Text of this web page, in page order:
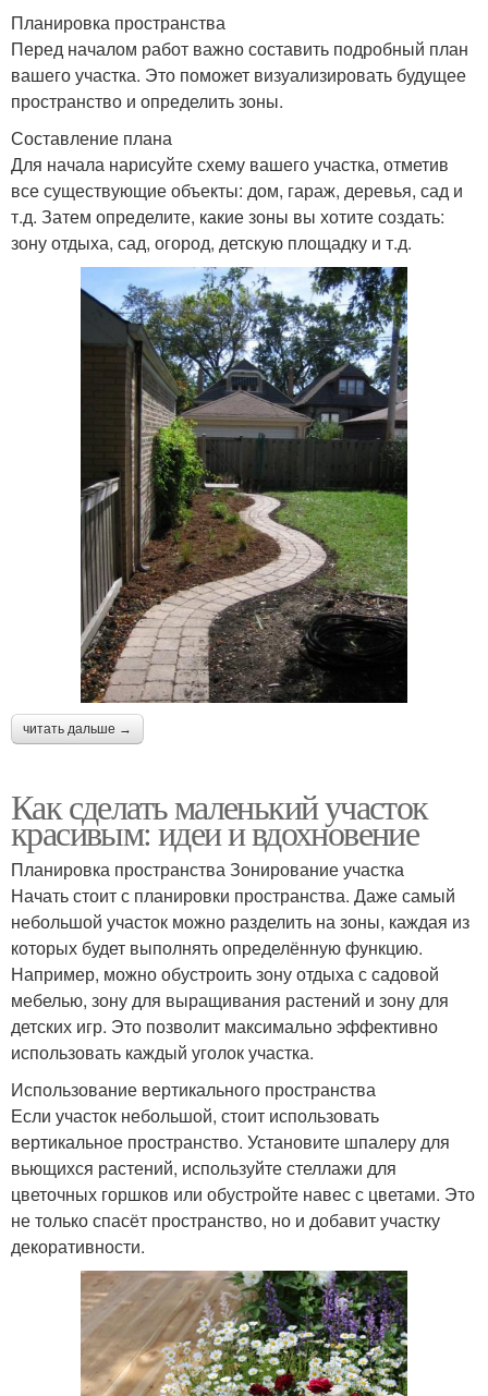
Планировка пространства
Перед началом работ важно составить подробный план
вашего участка. Это поможет визуализировать будущее
пространство и определить зоны.
Составление плана
Для начала нарисуйте схему вашего участка, отметив
все существующие объекты: дом, гараж, деревья, сад и
т.д. Затем определите, какие зоны вы хотите создать:
зону отдыха, сад, огород, детскую площадку и т.д.
читать дальше →
Как сделать маленький участок
красивым: идеи и вдохновение
Планировка пространства Зонирование участка
Начать стоит с планировки пространства. Даже самый
небольшой участок можно разделить на зоны, каждая из
которых будет выполнять определённую функцию.
Например, можно обустроить зону отдыха с садовой
мебелью, зону для выращивания растений и зону для
детских игр. Это позволит максимально эффективно
использовать каждый уголок участка.
Использование вертикального пространства
Если участок небольшой, стоит использовать
вертикальное пространство. Установите шпалеру для
вьющихся растений, используйте стеллажи для
цветочных горшков или обустройте навес с цветами. Это
не только спасёт пространство, но и добавит участку
декоративности.